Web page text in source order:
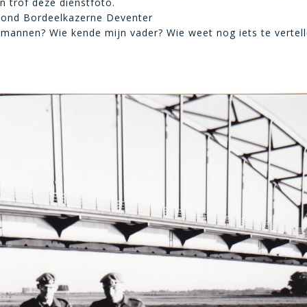
Bordeelkazerne Deventer
Wie kende mijn vader? Wie weet nog iets te